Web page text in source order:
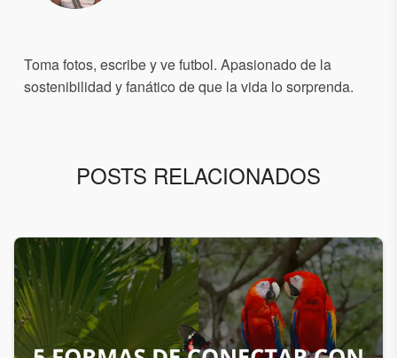
Toma fotos, escribe y ve futbol. Apasionado de la
sostenibilidad y fanático de que la vida lo sorprenda.
POSTS RELACIONADOS